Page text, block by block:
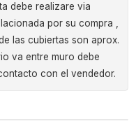
debe realizare via
por su compra ,
las cubiertas son aprox.
va entre muro debe
con el vendedor.